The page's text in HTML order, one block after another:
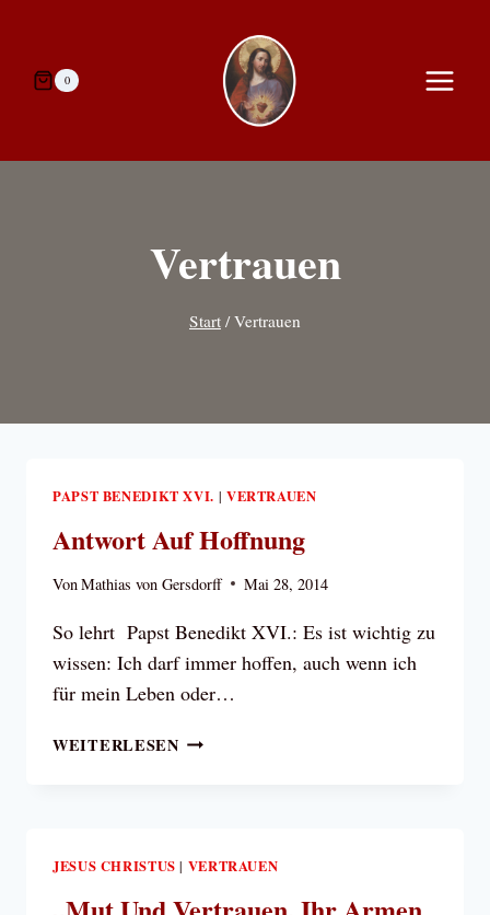
springen0
Vertrauen
Start / Vertrauen
PAPST BENEDIKT XVI. | VERTRAUEN
Antwort Auf Hoffnung
VonMathias von Gersdorff Mai 28, 2014
So lehrt Papst Benedikt XVI.: Es ist wichtig zu
wissen: Ich darf immer hoffen, auch wenn ich
für mein Leben oder…
WEITERLESENANTWORT
JESUS CHRISTUS | VERTRAUEN